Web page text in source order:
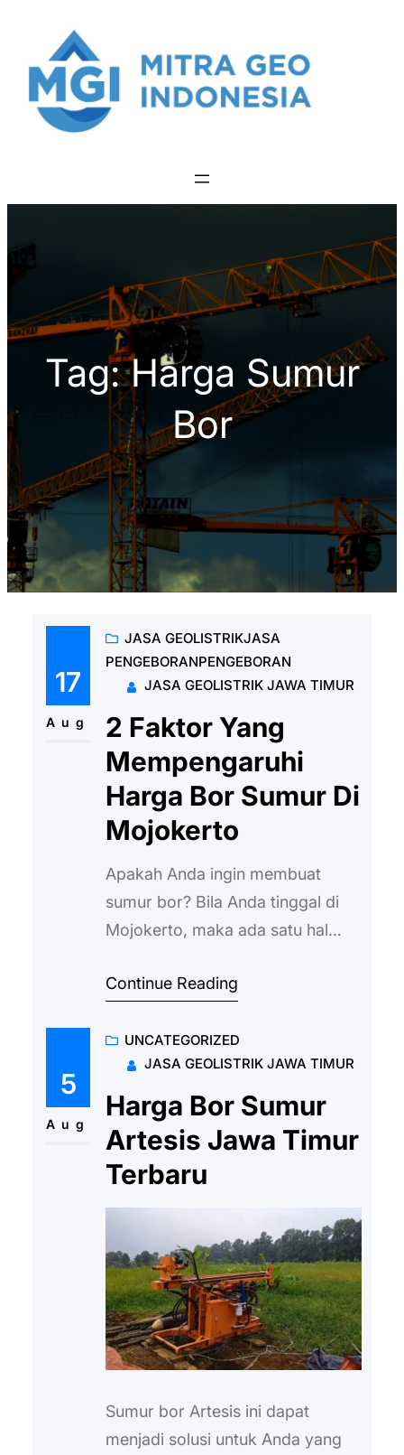
content
Tag:Harga Sumur
Bor
17
Aug
JASA GEOLISTRIKJASA
PENGEBORANPENGEBORAN
JASA GEOLISTRIK JAWA TIMUR
2 Faktor Yang
Mempengaruhi
Harga Bor Sumur Di
Mojokerto
Apakah Anda ingin membuat
sumur bor? Bila Anda tinggal di
Mojokerto, maka ada satu hal
dahulu. Ya, kita bicara soal Harga
penting karena bila Anda salah
memilih layanan, ada
kemungkinan Anda harus
membayar lebih. Bahkan, bisa
dibilang, Anda akan merugi. Oleh
karena itu, dengan…
Continue Reading
5
Aug
UNCATEGORIZED
JASA GEOLISTRIK JAWA TIMUR
Harga Bor Sumur
Artesis Jawa Timur
Terbaru
Sumur bor Artesis ini dapat
menjadi solusi untuk Anda yang